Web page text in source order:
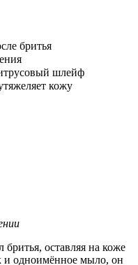
бритья
шлейф
кожу
бритья, оставляя на коже
и одноимённое мыло, он